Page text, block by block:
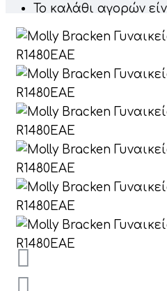
Το καλάθι αγορών